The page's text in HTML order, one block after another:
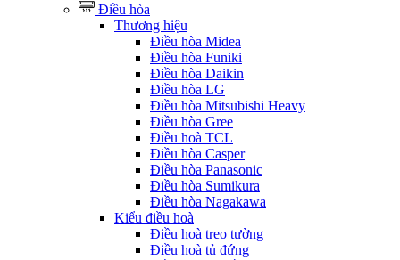
Điều hòa
Thương hiệu
Điều hòa Midea
Điều hòa Funiki
Điều hòa Daikin
Điều hòa LG
Điều hòa Mitsubishi Heavy
Điều hòa Gree
Điều hoà TCL
Điều hòa Casper
Điều hòa Panasonic
Điều hòa Sumikura
Điều hòa Nagakawa
Kiểu điều hoà
Điều hoà treo tường
Điều hoà tủ đứng